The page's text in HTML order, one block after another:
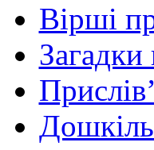
Вірші
Загадки